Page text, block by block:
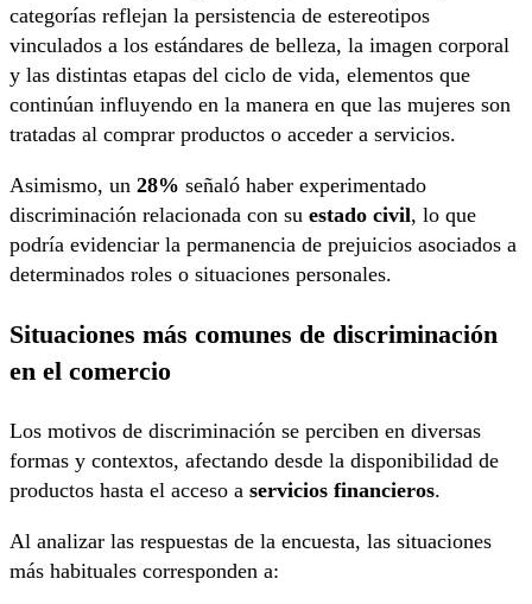
categorías reflejan la persistencia de estereotipos
vinculados a los estándares de belleza, la imagen corporal
y las distintas etapas del ciclo de vida, elementos que
continúan influyendo en la manera en que las mujeres son
tratadas al comprar productos o acceder a servicios.
Asimismo, un 28% señaló haber experimentado
discriminación relacionada con su estado civil, lo que
podría evidenciar la permanencia de prejuicios asociados a
determinados roles o situaciones personales.
Situaciones más comunes de discriminación
en el comercio
Los motivos de discriminación se perciben en diversas
formas y contextos, afectando desde la disponibilidad de
productos hasta el acceso a servicios financieros.
Al analizar las respuestas de la encuesta, las situaciones
más habituales corresponden a: